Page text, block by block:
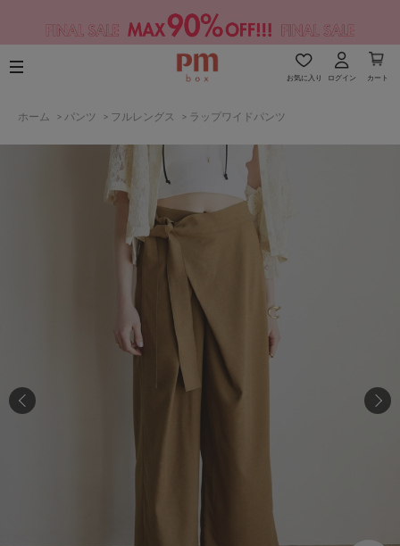
お気に入り ログイン カート
ホーム > パンツ > フルレングス > ラップワイドパンツ